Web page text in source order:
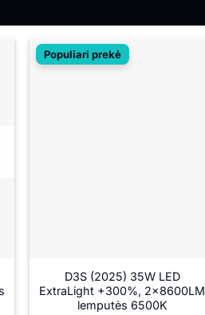
Populiari prekė
D3S (2025) 35W LED
ExtraLight +300%, 2x8600LM
lemputės 6500K